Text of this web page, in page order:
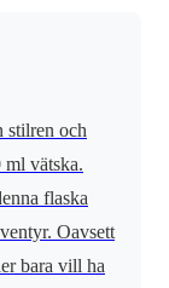
stilren och
vätska.
flaska
Oavsett
bara vill ha